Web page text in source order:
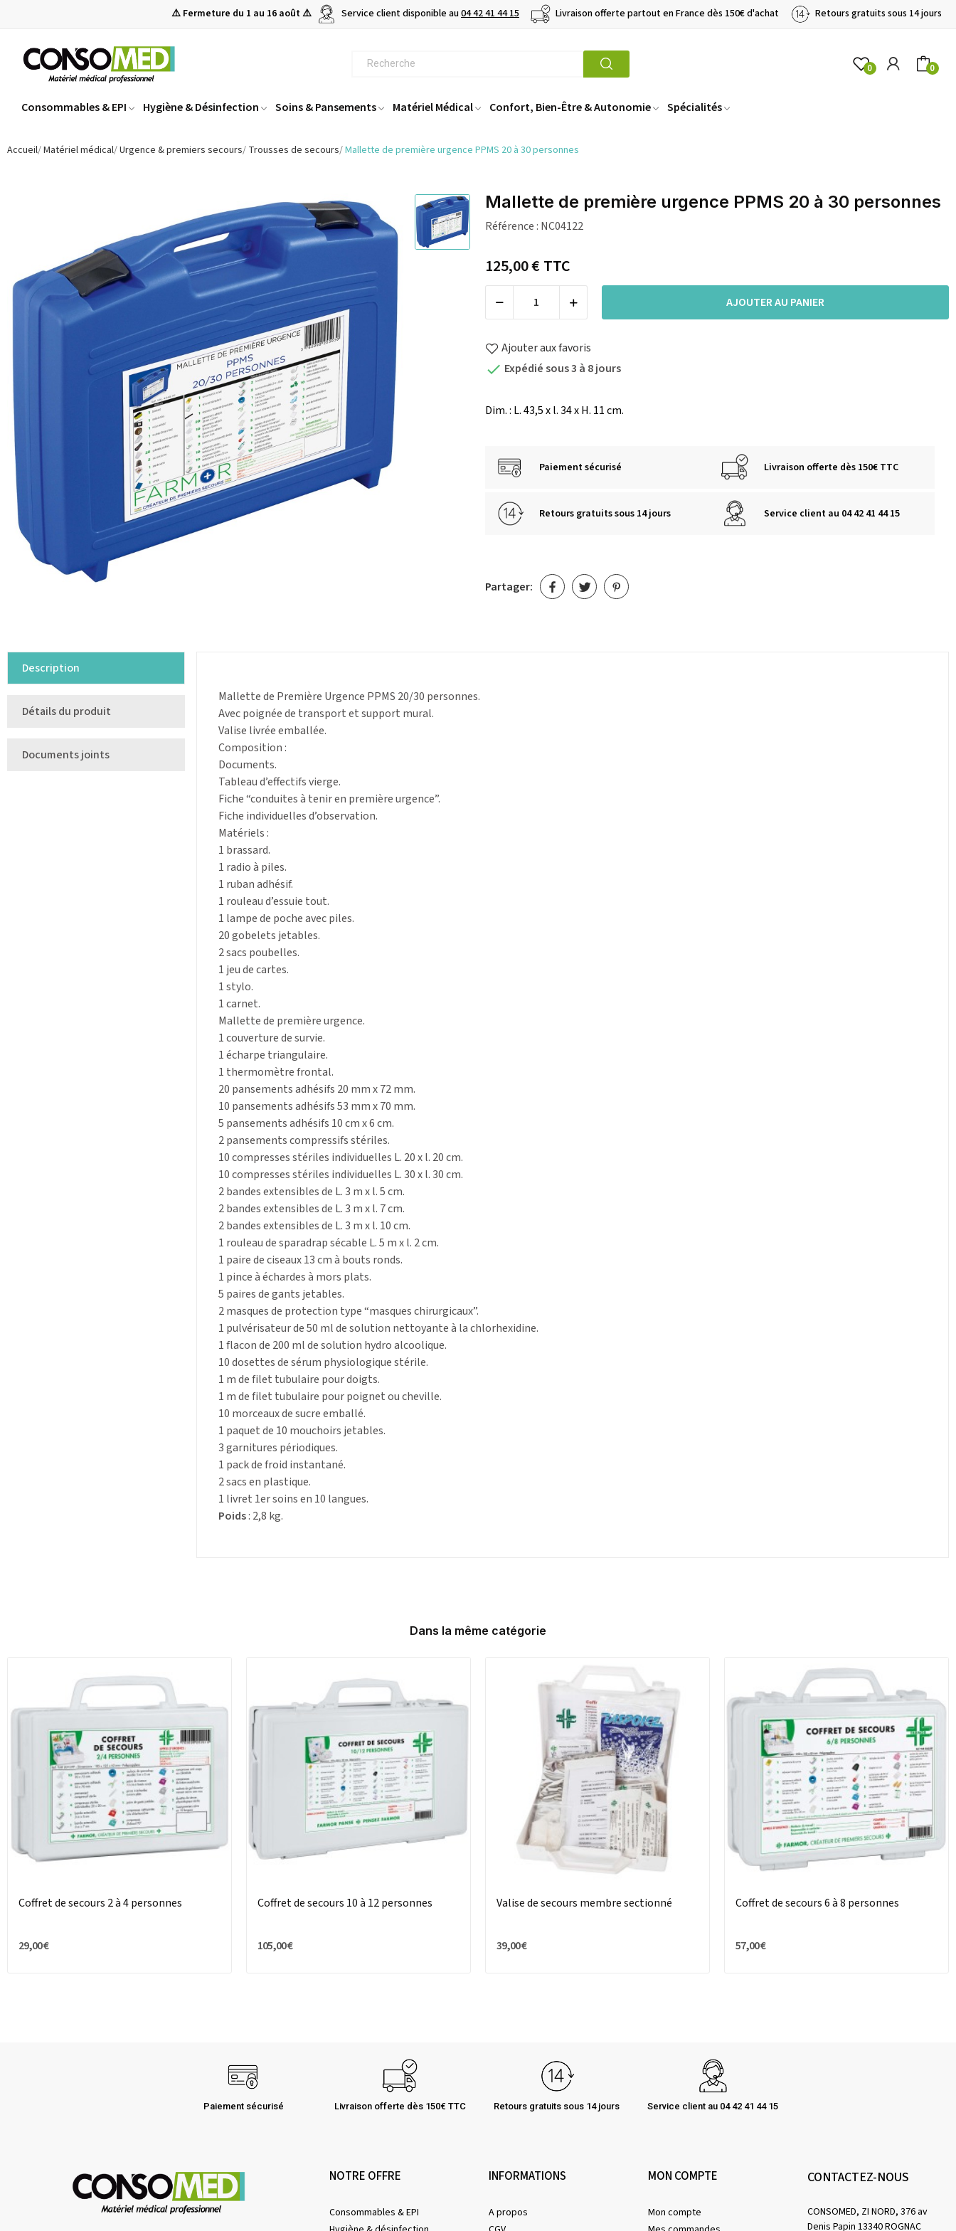
⚠️ Fermeture du 1 au 16 août ⚠️ Service client disponible au04 42 41 44 15 Livraison offerte partout en France dès 150€ d'achat Retours gratuits sous 14 jours
0 0
Consommables & EPI Hygiène & Désinfection Soins & Pansements Matériel Médical Confort, Bien-Être & Autonomie Spécialités
Accueil Matériel médical Urgence & premiers secours Trousses de secours Mallette de première urgence PPMS 20 à 30 personnes
Mallette de première urgence PPMS 20 à 30 personnes
Référence : NC04122
125,00 €TTC
AJOUTER AU PANIER
Ajouter aux favoris
 Expédié sous 3 à 8 jours
Dim. : L. 43,5 x l. 34 x H. 11 cm.
Paiement sécurisé Livraison offerte dès 150€ TTC
Retours gratuits sous 14 jours Service client au 04 42 41 44 15
Partager:
Description
Détails du produit
Documents joints
Mallette de Première Urgence PPMS 20/30 personnes.
Avec poignée de transport et support mural.
Valise livrée emballée.
Composition :
Documents.
Tableau d’effectifs vierge.
Fiche “conduites à tenir en première urgence”.
Fiche individuelles d’observation.
Matériels :
1 brassard.
1 radio à piles.
1 ruban adhésif.
1 rouleau d’essuie tout.
1 lampe de poche avec piles.
20 gobelets jetables.
2 sacs poubelles.
1 jeu de cartes.
1 stylo.
1 carnet.
Mallette de première urgence.
1 couverture de survie.
1 écharpe triangulaire.
1 thermomètre frontal.
20 pansements adhésifs 20 mm x 72 mm.
10 pansements adhésifs 53 mm x 70 mm.
5 pansements adhésifs 10 cm x 6 cm.
2 pansements compressifs stériles.
10 compresses stériles individuelles L. 20 x l. 20 cm.
10 compresses stériles individuelles L. 30 x l. 30 cm.
2 bandes extensibles de L. 3 m x l. 5 cm.
2 bandes extensibles de L. 3 m x l. 7 cm.
2 bandes extensibles de L. 3 m x l. 10 cm.
1 rouleau de sparadrap sécable L. 5 m x l. 2 cm.
1 paire de ciseaux 13 cm à bouts ronds.
1 pince à échardes à mors plats.
5 paires de gants jetables.
2 masques de protection type “masques chirurgicaux”.
1 pulvérisateur de 50 ml de solution nettoyante à la chlorhexidine.
1 flacon de 200 ml de solution hydro alcoolique.
10 dosettes de sérum physiologique stérile.
1 m de filet tubulaire pour doigts.
1 m de filet tubulaire pour poignet ou cheville.
10 morceaux de sucre emballé.
1 paquet de 10 mouchoirs jetables.
3 garnitures périodiques.
1 pack de froid instantané.
2 sacs en plastique.
1 livret 1er soins en 10 langues.
Poids: 2,8 kg.
Dans la même catégorie
Coffret de secours 2 à 4 personnes
29,00 €
Coffret de secours 10 à 12 personnes
105,00 €
Valise de secours membre sectionné
39,00 €
Coffret de secours 6 à 8 personnes
57,00 €
Paiement sécurisé Livraison offerte dès 150€ TTC Retours gratuits sous 14 jours Service client au 04 42 41 44 15
NOTRE OFFRE
Consommables & EPI
INFORMATIONS
A propos
MON COMPTE
Mon compte
CONTACTEZ-NOUS
CONSOMED, ZI NORD, 376 av
Denis Papin 13340 ROGNAC